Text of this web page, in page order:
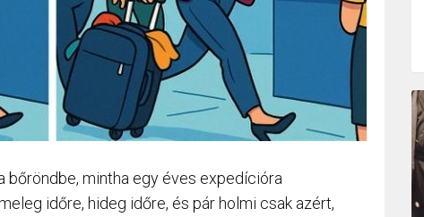
bőröndbe, mintha egy éves expedícióra
időre, hideg időre, és pár holmi csak azért,